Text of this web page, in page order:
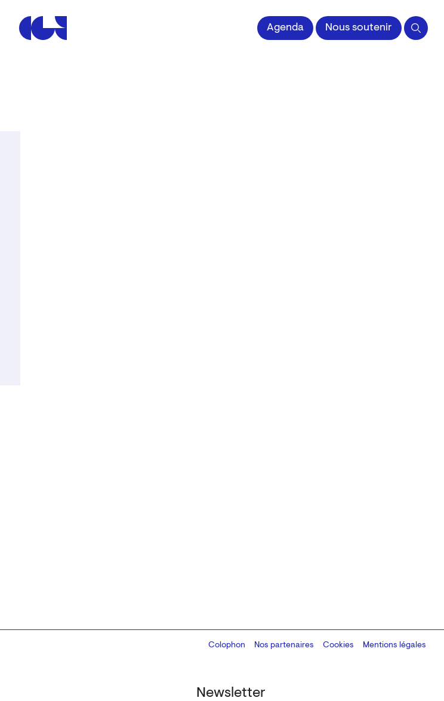
Centre de la Gravure et de l'Image impriméeAgenda Nous soutenir
Newsletter
Colophon
Design:Marcel Kaczmarek, code:8080.studio
Nos partenaires Cookies Mentions légales